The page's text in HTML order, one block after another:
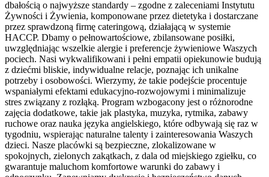
dbałością o najwyższe standardy – zgodne z zaleceniami Instytutu
Żywności i Żywienia, komponowane przez dietetyka i dostarczane
przez sprawdzoną firmę cateringową, działającą w systemie
HACCP. Dbamy o pełnowartościowe, zbilansowane posiłki,
uwzględniając wszelkie alergie i preferencje żywieniowe Waszych
pociech. Nasi wykwalifikowani i pełni empatii opiekunowie budują
z dziećmi bliskie, indywidualne relacje, poznając ich unikalne
potrzeby i osobowości. Wierzymy, że takie podejście procentuje
wspaniałymi efektami edukacyjno-rozwojowymi i minimalizuje
stres związany z rozłąką. Program wzbogacony jest o różnorodne
zajęcia dodatkowe, takie jak plastyka, muzyka, rytmika, zabawy
ruchowe oraz nauka języka angielskiego, które odbywają się raz w
tygodniu, wspierając naturalne talenty i zainteresowania Waszych
dzieci. Nasze placówki są bezpieczne, zlokalizowane w
spokojnych, zielonych zakątkach, z dala od miejskiego zgiełku, co
gwarantuje maluchom komfortowe warunki do zabawy i